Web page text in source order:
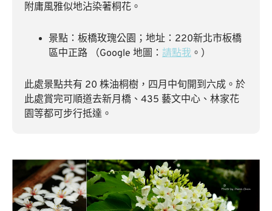
附庸風雅似地沾染著桐花。
景點：板橋玫瑰公園；地址：220新北市板橋
區中正路 （Google 地圖： 請點我 。）
此處景點共有 20 株油桐樹，四月中旬開到六成。於
此處賞完可順道去新月橋、435 藝文中心、林家花
園等都可步行抵達。